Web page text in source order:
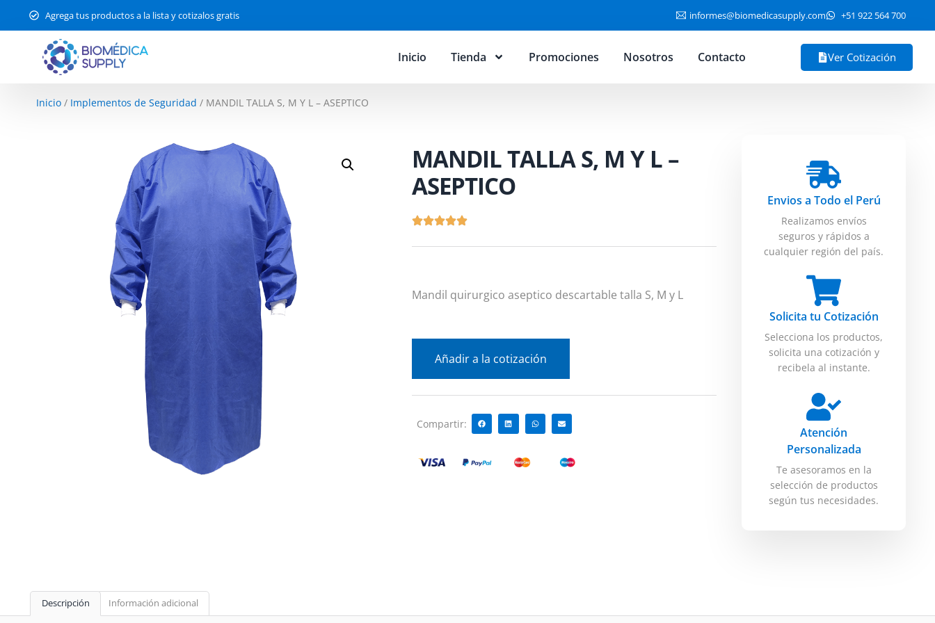
Agrega tus productos a la lista y cotizalos gratis informes@biomedicasupply.com +51 922 564 700
Inicio Tienda Promociones Nosotros Contacto Ver Cotización
Inicio / Implementos de Seguridad / MANDIL TALLA S, M Y L – ASEPTICO
MANDIL TALLA S, M Y L –
ASEPTICO
Mandil quirurgico aseptico descartable talla S, M y L
Añadir a la cotización
Compartir:
Envios a Todo el Perú
Realizamos envíos
seguros y rápidos a
cualquier región del país.
Solicita tu Cotización
Selecciona los productos,
solicita una cotización y
recibela al instante.
Atención
Personalizada
Te asesoramos en la
selección de productos
según tus necesidades.
Descripción Información adicional